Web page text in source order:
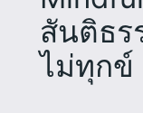
สันติธร
ไม่ทุกข์